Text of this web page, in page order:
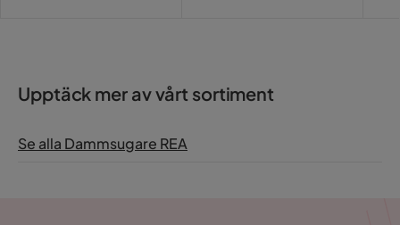
Upptäck mer av vårt sortiment
Se alla Dammsugare REA